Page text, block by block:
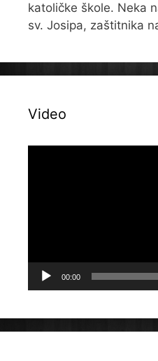
katoličke škole. Neka
sv. Josipa, zaštitnika
Video
00:00